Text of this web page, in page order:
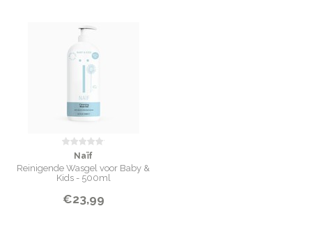
Naïf
Reinigende Wasgel voor Baby &
Kids - 500ml
€23,99